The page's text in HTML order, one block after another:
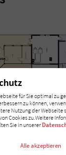
für Sie optimal zu
zu können,
Nutzung der Webseite
Cookies zu.Weitere
Sie in unserer
Alle akzeptieren